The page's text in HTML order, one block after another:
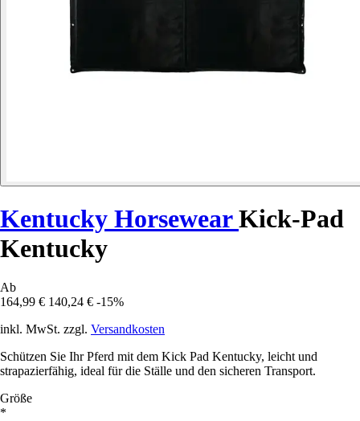
Kentucky HorsewearKick-Pad
Kentucky
Ab
164,99 € 140,24 € -15%
inkl. MwSt. zzgl. Versandkosten
Schützen Sie Ihr Pferd mit dem Kick Pad Kentucky, leicht und
strapazierfähig, ideal für die Ställe und den sicheren Transport.
Größe
*